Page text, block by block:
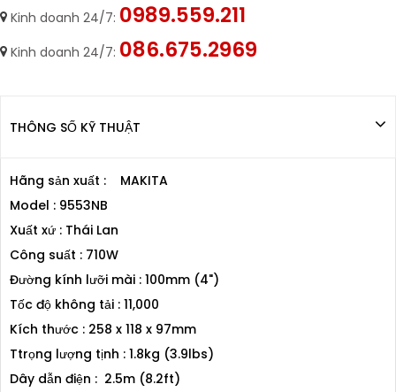
Kinh doanh 24/7: 0989.559.211
Kinh doanh 24/7: 086.675.2969
THÔNG SỐ KỸ THUẬT
Hãng sản xuất : MAKITA
Model : 9553NB
Xuất xứ : Thái Lan
Công suất : 710W
Đường kính lưỡi mài : 100mm (4")
Tốc độ không tải : 11,000
Kích thước : 258 x 118 x 97mm
Ttrọng lượng tịnh : 1.8kg (3.9lbs)
Dây dẫn điện : 2.5m (8.2ft)